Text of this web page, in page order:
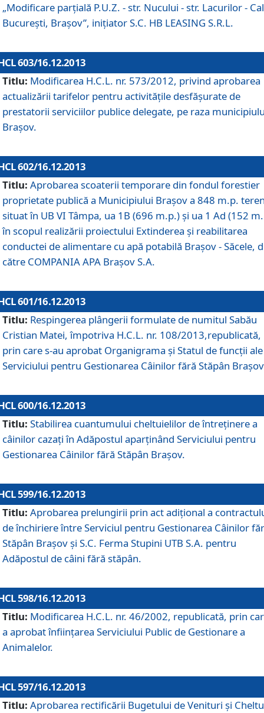
„Modificare parţială P.U.Z. - str. Nucului - str. Lacurilor -
Bucureşti, Braşov”, iniţiator S.C. HB LEASING S.R.L.
603/16.12.2013
Titlu: Modificarea H.C.L. nr. 573/2012, privind aprobarea
actualizării tarifelor pentru activităţile desfăşurate de
prestatorii serviciilor publice delegate, pe raza
Braşov.
602/16.12.2013
Titlu: Aprobarea scoaterii temporare din fondul forestier
proprietate publică a Municipiului Braşov a 848 m.p.
situat în UB VI Tâmpa, ua 1B (696 m.p.) şi ua 1 Ad (152
în scopul realizării proiectului Extinderea şi reabilitarea
conductei de alimentare cu apă potabilă Braşov - Săcele,
către COMPANIA APA Braşov S.A.
601/16.12.2013
Titlu: Respingerea plângerii formulate de numitul Sabău
Cristian Matei, împotriva H.C.L. nr. 108/2013,republicată,
prin care s-au aprobat Organigrama şi Statul de funcţii ale
Serviciului pentru Gestionarea Câinilor fără Stăpân
600/16.12.2013
Titlu: Stabilirea cuantumului cheltuielilor de întreţinere a
câinilor cazaţi în Adăpostul aparţinând Serviciului pentru
Gestionarea Câinilor fără Stăpân Braşov.
599/16.12.2013
Titlu: Aprobarea prelungirii prin act adiţional a
de închiriere între Serviciul pentru Gestionarea Câinilor
Stăpân Braşov şi S.C. Ferma Stupini UTB S.A. pentru
Adăpostul de câini fără stăpân.
598/16.12.2013
Titlu: Modificarea H.C.L. nr. 46/2002, republicată, prin
a aprobat înfiinţarea Serviciului Public de Gestionare a
Animalelor.
597/16.12.2013
Titlu: Aprobarea rectificării Bugetului de Venituri şi